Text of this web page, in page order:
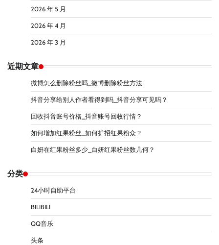
2026 年 5 月
2026 年 4 月
2026 年 3 月
近期文章
微博怎么删除粉丝吗_微博删除粉丝方法
抖音分享给别人作者看得到吗_抖音分享可见吗？
回收抖音账号价格_抖音账号回收行情？
如何增加红果粉丝_如何扩招红果粉众？
白妍在红果粉丝多少_白妍红果粉丝数几何？
分类
24小时自助平台
BILIBILI
QQ音乐
头条